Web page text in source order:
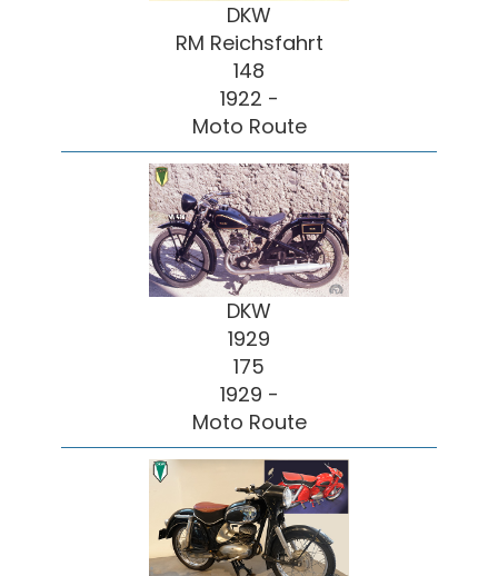
DKW
RM Reichsfahrt
148
1922 -
Moto Route
DKW
1929
175
1929 -
Moto Route